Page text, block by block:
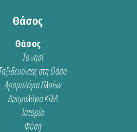
Θάσος
Θάσος
Το νησί
Ταξιδευόντας στη Θάσο
Δρομολόγια Πλοίων
Δρομολόγια ΚΤΕΛ
Ιστορία
Φύση